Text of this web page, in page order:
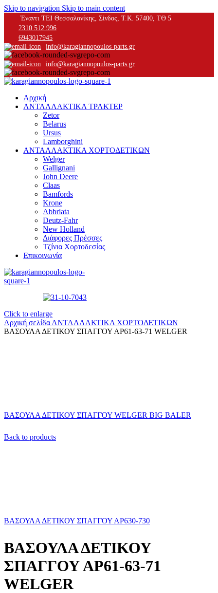
Skip to navigation Skip to main content
Έναντι ΤΕΙ Θεσσαλονίκης, Σίνδος, Τ.Κ. 57400, ΤΘ 5
2310 512 996
6943017945
info@karagiannopoulos-parts.gr
info@karagiannopoulos-parts.gr
Αρχική
ΑΝΤΑΛΛΑΚΤΙΚΑ ΤΡΑΚΤΕΡ
Zetor
Belarus
Ursus
Lamborghini
ΑΝΤΑΛΛΑΚΤΙΚΑ ΧΟΡΤΟΔΕΤΙΚΩΝ
Welger
Gallignani
John Deere
Claas
Bamfords
Krone
Abbriata
Deutz-Fahr
New Holland
Διάφορες Πρέσσες
Τζίνια Χορτοδεσίας
Επικοινωνία
Click to enlarge
Αρχική σελίδα ΑΝΤΑΛΛΑΚΤΙΚΑ ΧΟΡΤΟΔΕΤΙΚΩΝ
ΒΑΣΟΥΛΑ ΔΕΤΙΚΟΥ ΣΠΑΓΓΟΥ ΑΡ61-63-71 WELGER
ΒΑΣΟΥΛΑ ΔΕΤΙΚΟΥ ΣΠΑΓΓΟΥ WELGER BIG BALER
Back to products
ΒΑΣΟΥΛΑ ΔΕΤΙΚΟΥ ΣΠΑΓΓΟΥ ΑΡ630-730
ΒΑΣΟΥΛΑ ΔΕΤΙΚΟΥ
ΣΠΑΓΓΟΥ ΑΡ61-63-71
WELGER